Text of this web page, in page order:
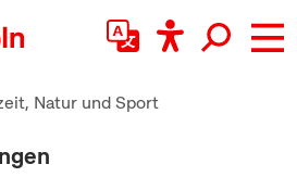
Natur und Sport